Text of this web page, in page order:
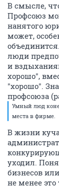
В смысле,
Профсоюз
нанятого
может,
люди
и
хорошо",
"хорошо".
профсоюза
Умный люд
места в фирме.
В жизни
уходил.
бизнесов
не менее